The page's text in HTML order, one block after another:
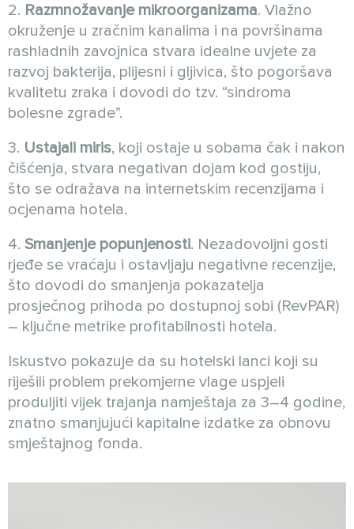
2. Razmnožavanje mikroorganizama. Vlažno
okruženje u zračnim kanalima i na površinama
rashladnih zavojnica stvara idealne uvjete za
razvoj bakterija, plijesni i gljivica, što pogoršava
kvalitetu zraka i dovodi do tzv. “sindroma
bolesne zgrade”.
3. Ustajali miris, koji ostaje u sobama čak i nakon
čišćenja, stvara negativan dojam kod gostiju,
što se odražava na internetskim recenzijama i
ocjenama hotela.
4. Smanjenje popunjenosti. Nezadovoljni gosti
rjeđe se vraćaju i ostavljaju negativne recenzije,
što dovodi do smanjenja pokazatelja
prosječnog prihoda po dostupnoj sobi (RevPAR)
– ključne metrike profitabilnosti hotela.
Iskustvo pokazuje da su hotelski lanci koji su
riješili problem prekomjerne vlage uspjeli
produljiti vijek trajanja namještaja za 3–4 godine,
znatno smanjujući kapitalne izdatke za obnovu
smještajnog fonda.